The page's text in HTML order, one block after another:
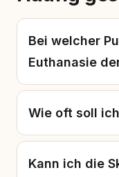
Bei welcher
Euthanasie
Wie oft soll
Kann ich die